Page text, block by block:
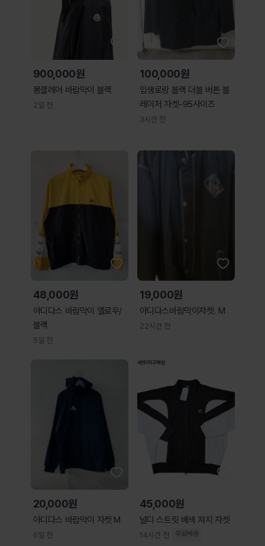
900,000원
몽클레어 바람막이 블랙
2일 전
100,000원
입생로랑 블랙 더블 버튼 블
레이저 자켓-95사이즈
3시간 전
48,000원
아디다스 바람막이 옐로우/
블랙
5일 전
19,000원
아디다스바람막이자켓. M
22시간 전
20,000원
아디다스 바람막이 자켓 M
6일 전
45,000원
널디 스트릿 배색 져지 자켓
14시간 전 무료배송